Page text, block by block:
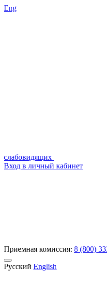
Eng
слабовидящих
Вход в личный кабинет
Приемная комиссия: 8 (800)
Русский English